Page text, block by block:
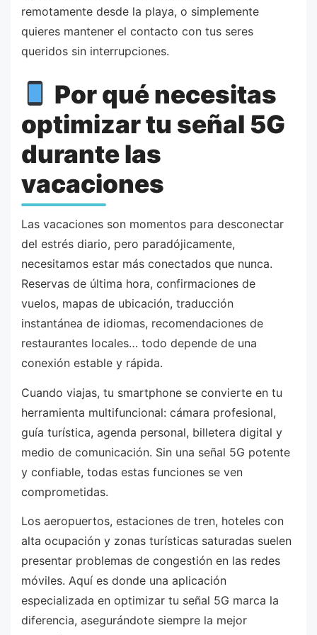
remotamente desde la playa, o simplemente
quieres mantener el contacto con tus seres
queridos sin interrupciones.
Por qué necesitas
optimizar tu señal 5G
durante las
vacaciones
Las vacaciones son momentos para desconectar
del estrés diario, pero paradójicamente,
necesitamos estar más conectados que nunca.
Reservas de última hora, confirmaciones de
vuelos, mapas de ubicación, traducción
instantánea de idiomas, recomendaciones de
restaurantes locales… todo depende de una
conexión estable y rápida.
Cuando viajas, tu smartphone se convierte en tu
herramienta multifuncional: cámara profesional,
guía turística, agenda personal, billetera digital y
medio de comunicación. Sin una señal 5G potente
y confiable, todas estas funciones se ven
comprometidas.
Los aeropuertos, estaciones de tren, hoteles con
alta ocupación y zonas turísticas saturadas suelen
presentar problemas de congestión en las redes
móviles. Aquí es donde una aplicación
especializada en optimizar tu señal 5G marca la
diferencia, asegurándote siempre la mejor